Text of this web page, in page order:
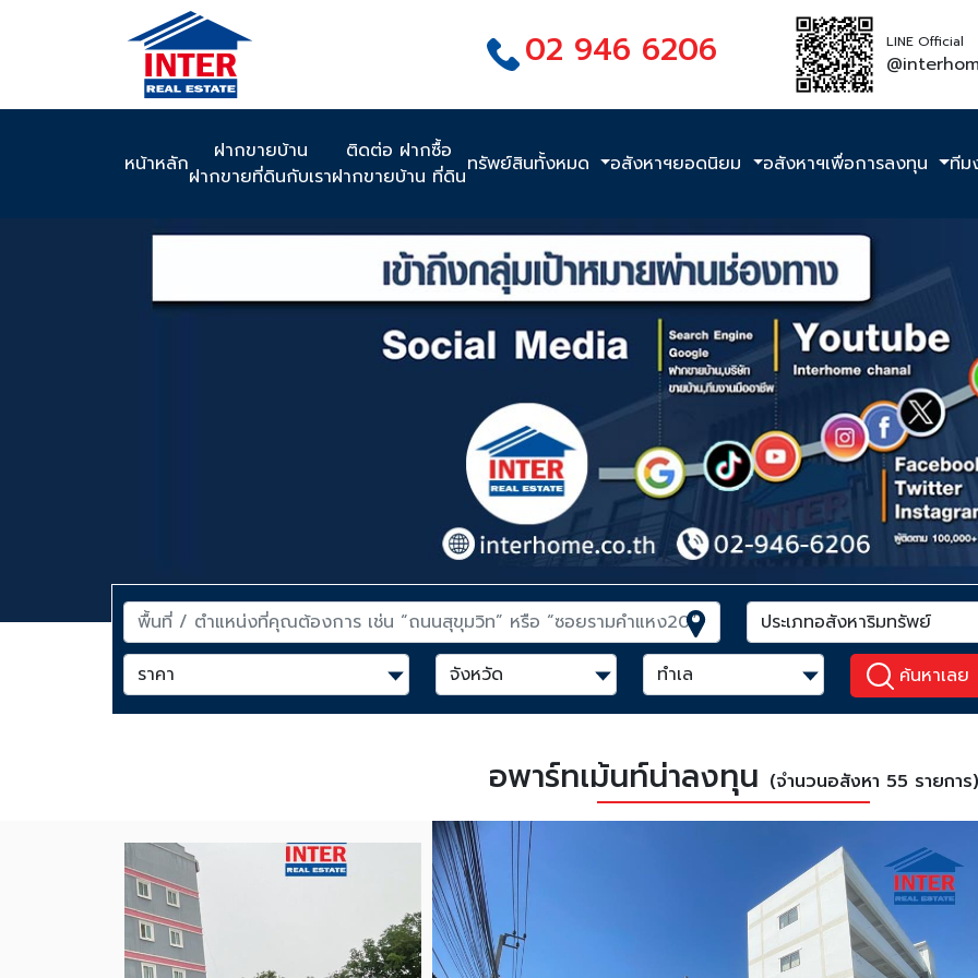
02 946 6206 LINE Official
หน้าหลัก
ฝากขายบ้าน
ฝากขายที่ดินกับเรา
ติดต่อ ฝากซื้อ
ฝากขายบ้าน ที่ดินทรัพย์สินทั้งหมด อสังหาฯยอดนิยม อสังหาฯเพื่อการลงทุน ทีม
ค้นหาเลย
อพาร์ทเม้นท์น่าลงทุน (จำนวนอสังหา 55 รายการ)